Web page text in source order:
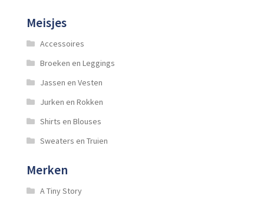
Meisjes
Accessoires
Broeken en Leggings
Jassen en Vesten
Jurken en Rokken
Shirts en Blouses
Sweaters en Truien
Merken
A Tiny Story